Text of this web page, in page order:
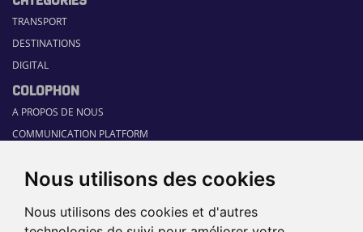
Nous utilisons des cookies
Nous utilisons des cookies et d'autres
TRANSPORT
DESTINATIONS
DIGITAL
COLOPHON
A PROPOS DE NOUS
COMMUNICATION PLATFORM
RUBRIQUES
GUIDE SECTORIEL